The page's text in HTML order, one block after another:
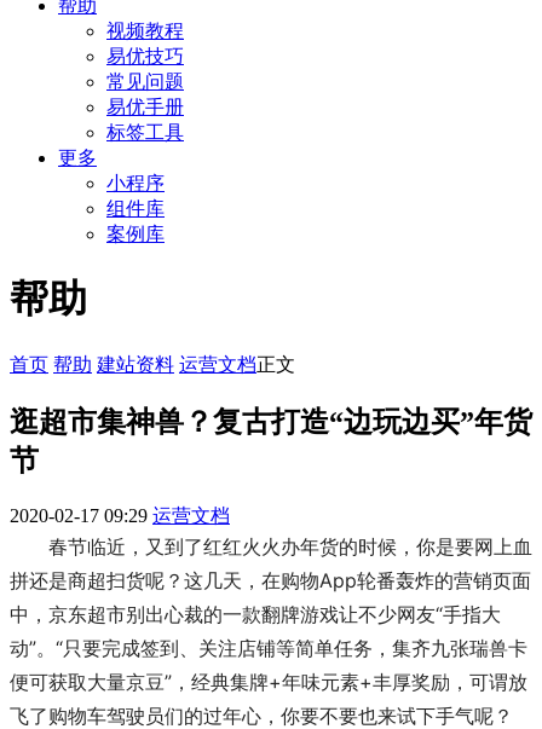
帮助
视频教程
易优技巧
常见问题
易优手册
标签工具
更多
小程序
组件库
案例库
帮助
首页 帮助 建站资料 运营文档正文
逛超市集神兽？复古打造“边玩边买”年货
节
2020-02-17 09:29 运营文档
春节临近，又到了红红火火办年货的时候，你是要网上血
拼还是商超扫货呢？这几天，在购物App轮番轰炸的营销页面
中，京东超市别出心裁的一款翻牌游戏让不少网友“手指大
动”。“只要完成签到、关注店铺等简单任务，集齐九张瑞兽卡
便可获取大量京豆”，经典集牌+年味元素+丰厚奖励，可谓放
飞了购物车驾驶员们的过年心，你要不要也来试下手气呢？